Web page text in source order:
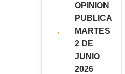
OPINION
PUBLICA
MARTES
2 DE
JUNIO
2026